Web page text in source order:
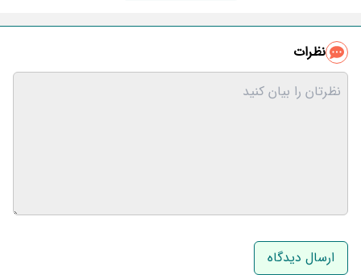
نظرات
نام و نام خانوادگی